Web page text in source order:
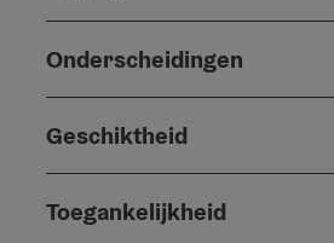
Onderscheidingen
Geschiktheid
Toegankelijkheid